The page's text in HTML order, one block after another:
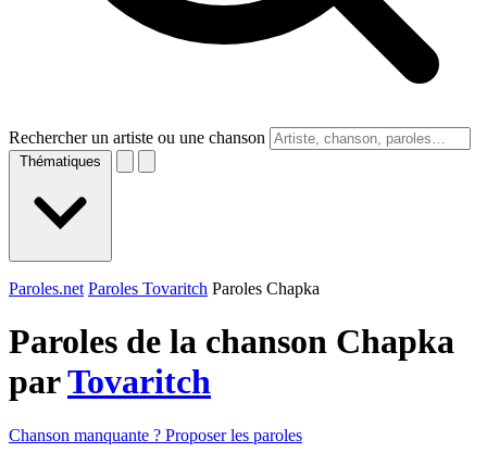
Rechercher un artiste ou une chanson
Thématiques
Paroles.net Paroles Tovaritch Paroles Chapka
Paroles de la chanson Chapka
parTovaritch
Chanson manquante ? Proposer les paroles